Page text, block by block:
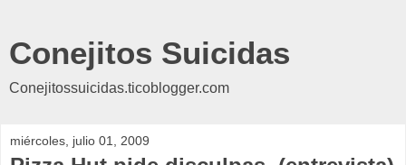
Conejitos Suicidas
Conejitossuicidas.ticoblogger.com
miércoles, julio 01, 2009